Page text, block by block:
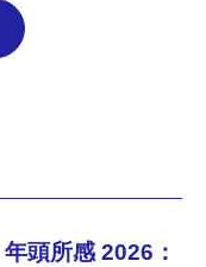
頭所感 2026：